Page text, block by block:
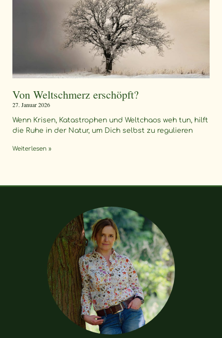
Von Weltschmerz erschöpft?
27. Januar 2026
Wenn Krisen, Katastrophen und Weltchaos weh tun, hilft
die Ruhe in der Natur, um Dich selbst zu regulieren
Weiterlesen »